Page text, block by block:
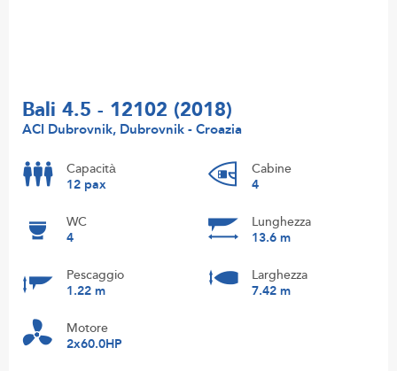
Bali 4.5 - 12102 (2018)
ACI Dubrovnik, Dubrovnik - Croazia
Capacità
12 pax
Cabine
4
WC
4
Lunghezza
13.6 m
Pescaggio
1.22 m
Larghezza
7.42 m
Motore
2x60.0HP